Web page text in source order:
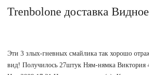
Trenbolone доставка Видное
Эти 3 злых-гневных смайлика так хорошо
вид! Получилось 27штук Ням-нямка Виктория